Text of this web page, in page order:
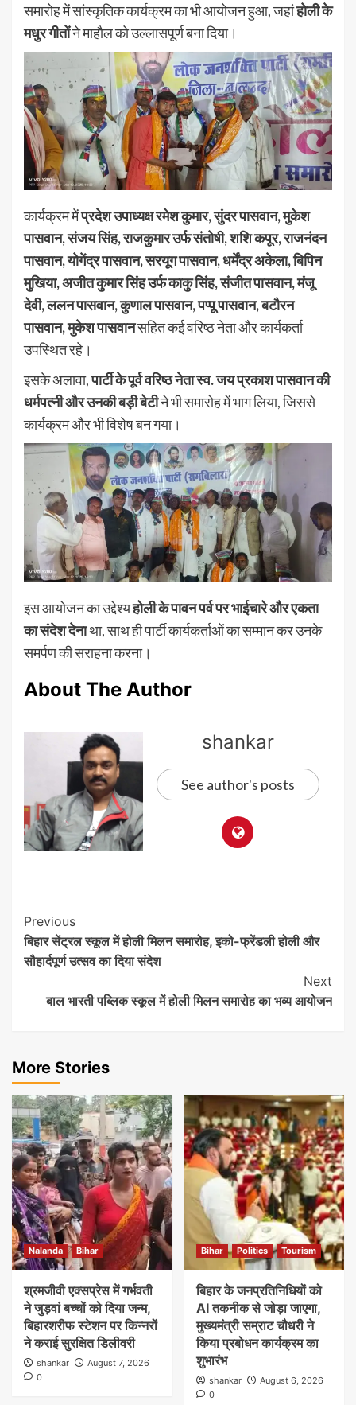
समारोह में सांस्कृतिक कार्यक्रम का भी आयोजन हुआ, जहांहोली के
मधुर गीतोंने माहौल को उल्लासपूर्ण बना दिया।
कार्यक्रम मेंप्रदेश उपाध्यक्ष रमेश कुमार, सुंदर पासवान, मुकेश
पासवान, संजय सिंह, राजकुमार उर्फ संतोषी, शशि कपूर, राजनंदन
पासवान, योगेंद्र पासवान, सरयूग पासवान, धर्मेंद्र अकेला, बिपिन
मुखिया, अजीत कुमार सिंह उर्फ काकु सिंह, संजीत पासवान, मंजू
देवी, ललन पासवान, कुणाल पासवान, पप्पू पासवान, बटौरन
पासवान, मुकेश पासवानसहित कई वरिष्ठ नेता और कार्यकर्ता
उपस्थित रहे।
इसके अलावा,पार्टी के पूर्व वरिष्ठ नेता स्व. जय प्रकाश पासवान की
धर्मपत्नी और उनकी बड़ी बेटीने भी समारोह में भाग लिया, जिससे
कार्यक्रम और भी विशेष बन गया।
इस आयोजन का उद्देश्यहोली के पावन पर्व पर भाईचारे और एकता
का संदेश देनाथा, साथ ही पार्टी कार्यकर्ताओं का सम्मान कर उनके
समर्पण की सराहना करना।
About The Author
shankar
See author's posts
Post
Navigation
Previous
बिहार सेंट्रल स्कूल में होली मिलन समारोह, इको-फ्रेंडली होली और
सौहार्दपूर्ण उत्सव का दिया संदेश
Next
बाल भारती पब्लिक स्कूल में होली मिलन समारोह का भव्य आयोजन
More Stories
Nalanda Bihar
श्रमजीवी एक्सप्रेस में गर्भवती
ने जुड़वां बच्चों को दिया जन्म,
बिहारशरीफ स्टेशन पर किन्नरों
ने कराई सुरक्षित डिलीवरी
shankar
August 7, 2026
0
Bihar Politics Tourism
बिहार के जनप्रतिनिधियों को
AI तकनीक से जोड़ा जाएगा,
मुख्यमंत्री सम्राट चौधरी ने
किया प्रबोधन कार्यक्रम का
शुभारंभ
shankar
August 6, 2026
0